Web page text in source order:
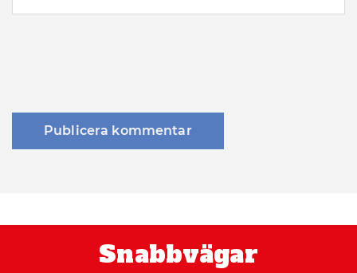
Snabbvägar